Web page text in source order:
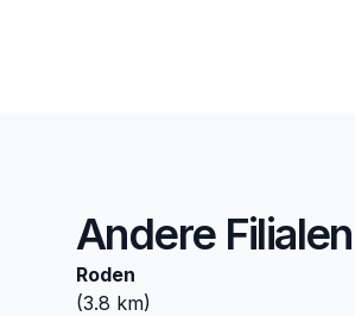
Andere
Roden
(3.8 km)